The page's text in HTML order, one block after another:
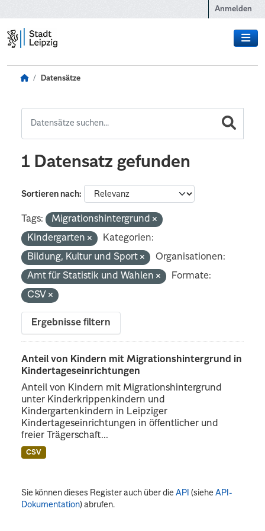
Anmelden
Datensätze
1 Datensatz gefunden
Sortieren nach
Tags:
Migrationshintergrund
Kindergarten
Kategorien:
Bildung, Kultur und Sport
Organisationen:
Amt für Statistik und Wahlen
Formate:
CSV
Ergebnisse filtern
Anteil von Kindern mit Migrationshintergrund in
Kindertageseinrichtungen
Anteil von Kindern mit Migrationshintergrund
unter Kinderkrippenkindern und
Kindergartenkindern in Leipziger
Kindertageseinrichtungen in öffentlicher und
freier Trägerschaft...
CSV
Sie können dieses Register auch über dieAPI (sieheAPI-
Dokumentation) abrufen.